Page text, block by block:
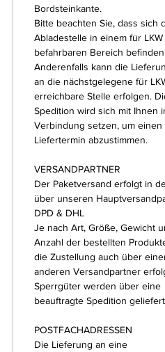
Bordsteinkante.
Bitte beachten Sie, dass sich
Abladestelle in einem für LKW
befahrbaren Bereich
Anderenfalls kann die
an die nächstgelegene für
erreichbare Stelle erfolgen.
Spedition wird sich mit Ihnen
Verbindung setzen, um einen
Liefertermin abzustimmen.
VERSANDPARTNER
Der Paketversand erfolgt in
über unseren
DPD & DHL
Je nach Art, Größe, Gewicht
Anzahl der bestellten
die Zustellung auch über
anderen Versandpartner
Sperrgüter werden über eine
beauftragte Spedition
POSTFACHADRESSEN
Die Lieferung an eine